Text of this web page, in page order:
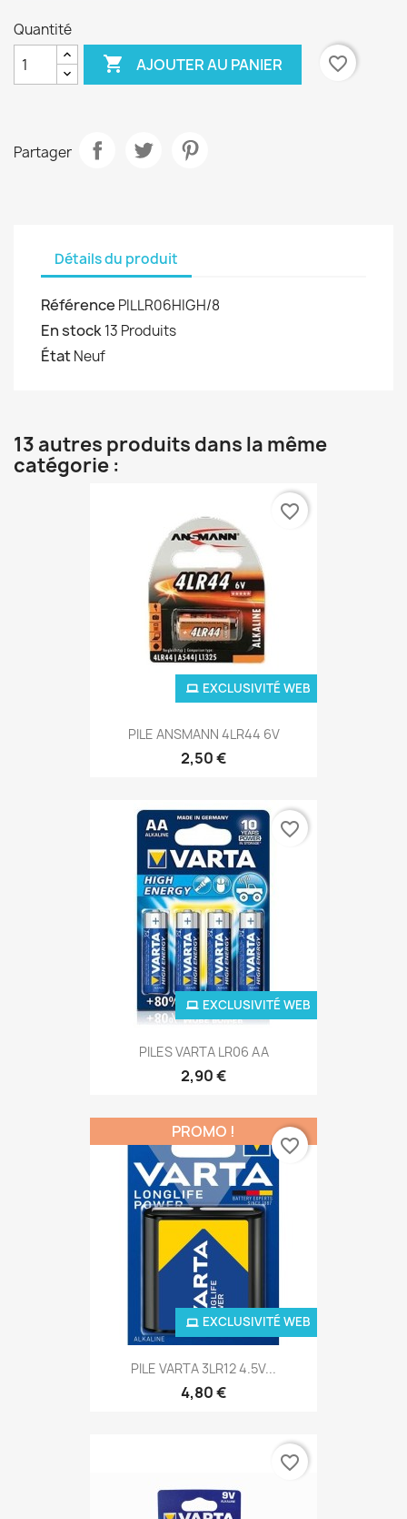
Quantité
 AJOUTER AU PANIER favorite_border
Partager
Détails du produit
Référence PILLR06HIGH/8
En stock13 Produits
ÉtatNeuf
13 autres produits dans la même
catégorie :
PILE ANSMANN 4LR44 6V
2,50 €
EXCLUSIVITÉ WEB
favorite_border
PILES VARTA LR06 AA
2,90 €
EXCLUSIVITÉ WEB
favorite_border
PILE VARTA 3LR12 4.5V...
4,80 €
EXCLUSIVITÉ WEB
PROMO !
favorite_border
favorite_border